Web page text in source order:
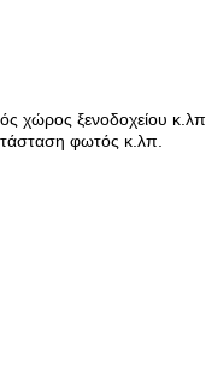
χώρος ξενοδοχείου κ.λπ.
φωτός κ.λπ.